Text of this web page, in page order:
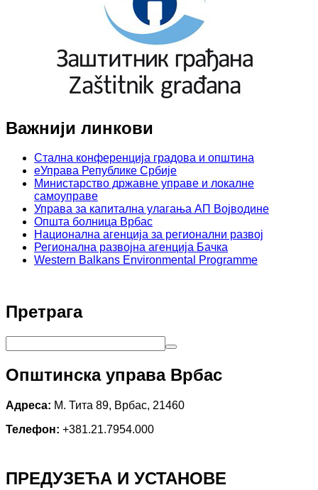
Важнији линкови
Стална конференција градова и општина
еУправа Републике Србије
Министарство државне управе и локалне
самоуправе
Управа за капитална улагања АП Војводине
Општа болница Врбас
Национална агенција за регионални развој
Регионална развојна агенција Бачка
Western Balkans Environmental Programme
Претрага
Општинска управа Врбас
Адреса: М. Тита 89, Врбас, 21460
Телефон: +381.21.7954.000
ПРЕДУЗЕЋА И УСТАНОВЕ